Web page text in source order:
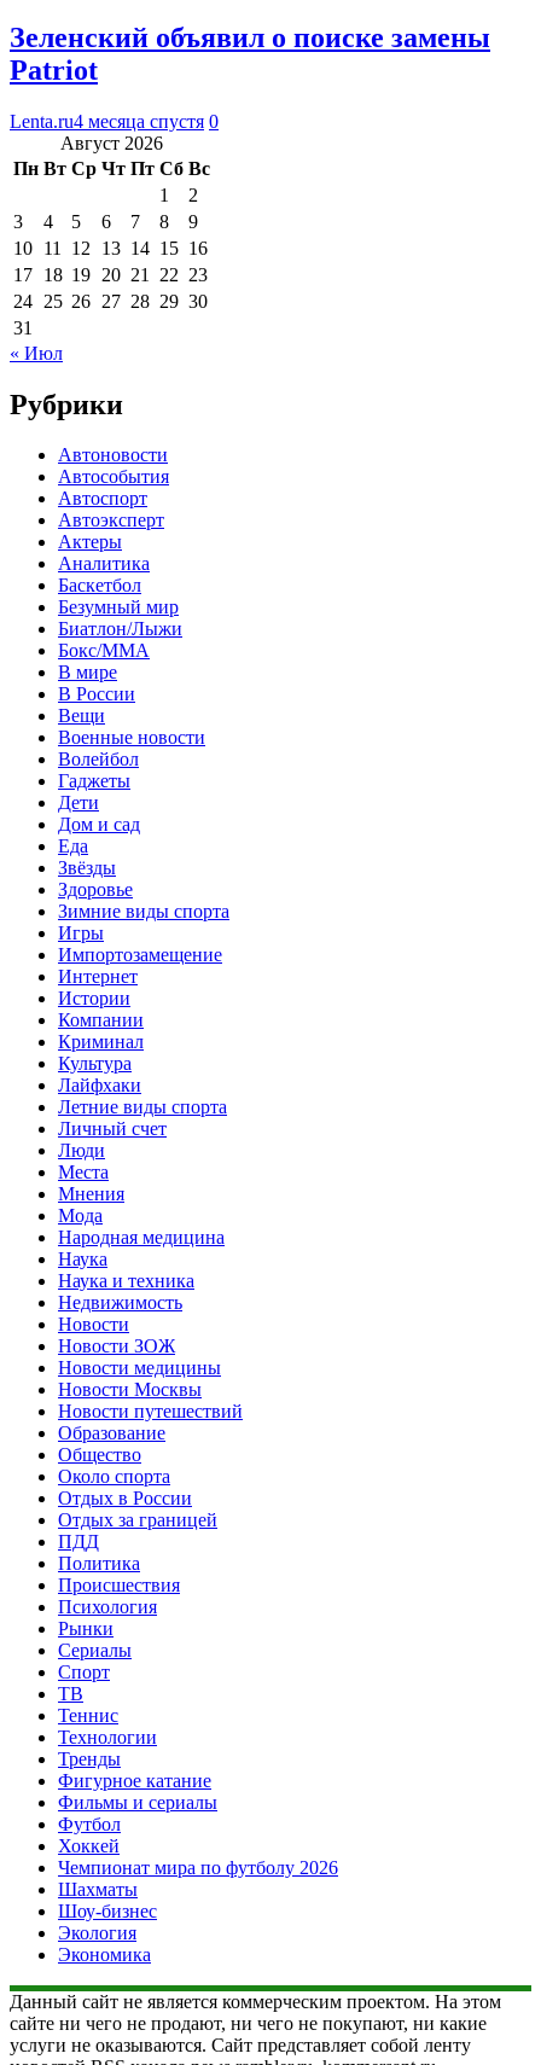
Зеленский объявил о поиске замены
Patriot
Lenta.ru4 месяца спустя 0
Август 2026
Пн Вт Ср Чт Пт Сб Вс
1
2
3
4 5 6 7 8
9
10 11 12 13 14 15 16
17 18 19 20 21 22 23
24 25 26 27 28 29 30
31
« Июл
Рубрики
Автоновости
Автособытия
Автоспорт
Автоэксперт
Актеры
Аналитика
Баскетбол
Безумный мир
Биатлон/Лыжи
Бокс/MMA
В мире
В России
Вещи
Военные новости
Волейбол
Гаджеты
Дети
Дом и сад
Еда
Звёзды
Здоровье
Зимние виды спорта
Игры
Импортозамещение
Интернет
Истории
Компании
Криминал
Культура
Лайфхаки
Летние виды спорта
Личный счет
Люди
Места
Мнения
Мода
Народная медицина
Наука
Наука и техника
Недвижимость
Новости
Новости ЗОЖ
Новости медицины
Новости Москвы
Новости путешествий
Образование
Общество
Около спорта
Отдых в России
Отдых за границей
ПДД
Политика
Происшествия
Психология
Рынки
Сериалы
Спорт
ТВ
Теннис
Технологии
Тренды
Фигурное катание
Фильмы и сериалы
Футбол
Хоккей
Чемпионат мира по футболу 2026
Шахматы
Шоу-бизнес
Экология
Экономика
Данный сайт не является коммерческим проектом. На этом
сайте ни чего не продают, ни чего не покупают, ни какие
услуги не оказываются. Сайт представляет собой ленту